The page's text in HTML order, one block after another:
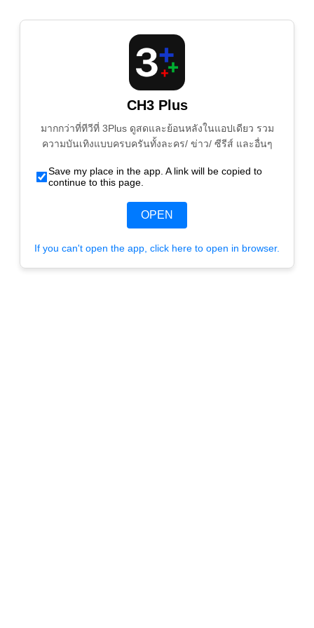
CH3 Plus
มากกว่าที่ทีวีที่ 3Plus ดูสดและย้อนหลังในแอปเดียว รวม
ความบันเทิงแบบครบครันทั้งละคร/ ข่าว/ ซีรีส์ และอื่นๆ
Save my place in the app. A link will be copied to
continue to this page.
OPEN
If you can't open the app, click here to open in browser.